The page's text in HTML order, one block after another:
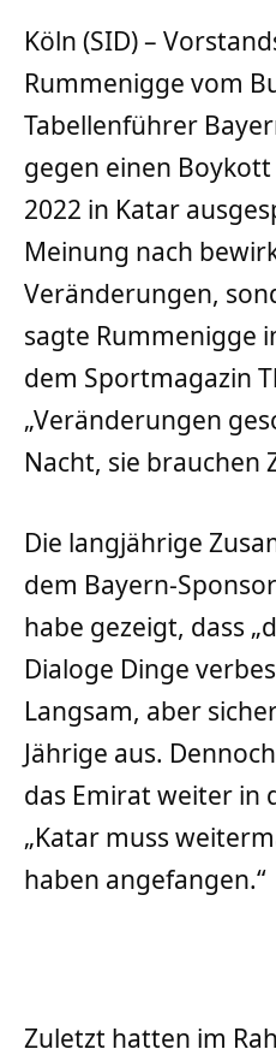
Köln (SID) –
Rummenigge vom
Tabellenführer
gegen einen
2022 in Katar
Meinung nach
Veränderungen,
sagte Rummenigge
dem Sportmagazin
„Veränderungen
Nacht, sie brauchen
Die langjährige
dem Bayern-
habe gezeigt, dass
Dialoge Dinge
Langsam, aber
Jährige aus.
das Emirat weiter in
„Katar muss
haben angefangen.“
Zuletzt hatten im